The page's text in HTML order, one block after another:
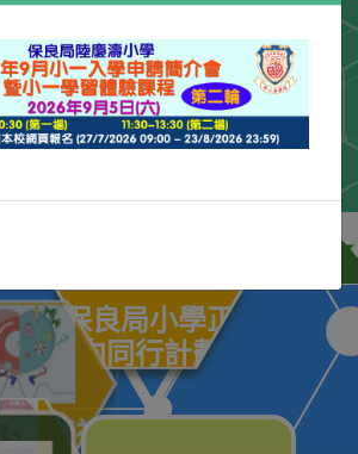
請
學校訪問
氏基
保良局小學正
向同行計劃
精神